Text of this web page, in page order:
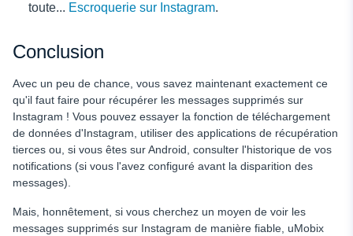
toute... Escroquerie sur Instagram.
Conclusion
Avec un peu de chance, vous savez maintenant exactement ce
qu'il faut faire pour récupérer les messages supprimés sur
Instagram ! Vous pouvez essayer la fonction de téléchargement
de données d'Instagram, utiliser des applications de récupération
tierces ou, si vous êtes sur Android, consulter l'historique de vos
notifications (si vous l'avez configuré avant la disparition des
messages).
Mais, honnêtement, si vous cherchez un moyen de voir les
messages supprimés sur Instagram de manière fiable, uMobix